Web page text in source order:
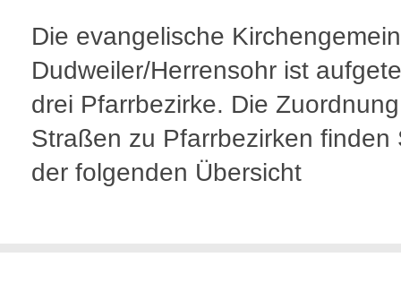
Die evangelische
Dudweiler/Herrensohr ist
drei Pfarrbezirke. Die
Straßen zu Pfarrbezirken finden
der folgenden Übersicht